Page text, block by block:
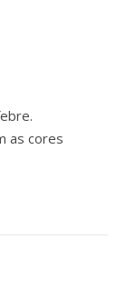
as cores